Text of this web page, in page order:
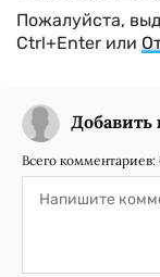
Пожалуйста,
Ctrl+Enter или
Всего комментариев: